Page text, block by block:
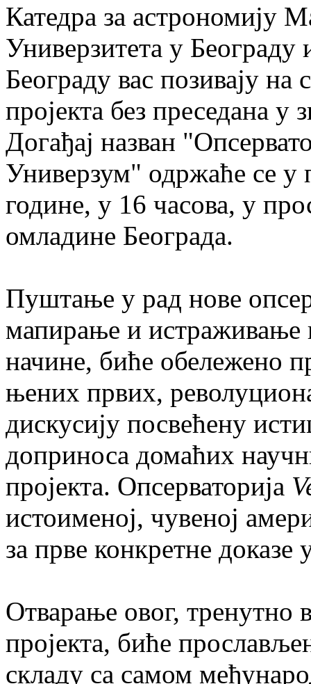
Катедра за астрономију
Универзитета у Београду
Београду вас позивају
пројекта без преседана у
Догађај назван
Универзум" одржаће се у
године, у 16 часова, у
омладине Београда.
Пуштање у рад нове
мапирање и истраживање
начине, биће обележено
њених првих,
дискусију посвећену
доприноса домаћих
пројекта. Опсерваторија
истоименој, чувеној
за прве конкретне
Отварање овог, тренутно
пројекта, биће
складу са самом